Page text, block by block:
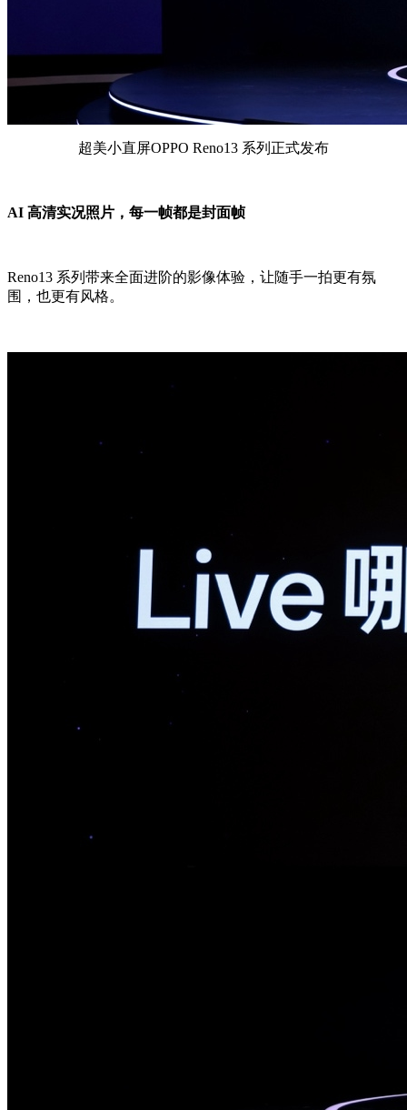
超美小直屏OPPO Reno13 系列正式发布
AI 高清实况照片，每一帧都是封面帧
Reno13 系列带来全面进阶的影像体验，让随手一拍更有氛
围，也更有风格。